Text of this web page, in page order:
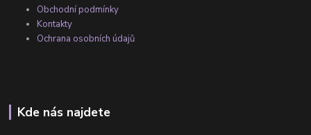
Obchodní podmínky
Kontakty
Ochrana osobních údajů
Kde nás najdete